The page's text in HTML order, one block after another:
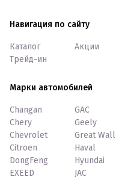
Навигация по сайту
Каталог
Трейд-ин
Акции
Марки автомобилей
Changan
Chery
Chevrolet
Citroen
DongFeng
EXEED
GAC
Geely
Great Wall
Haval
Hyundai
JAC